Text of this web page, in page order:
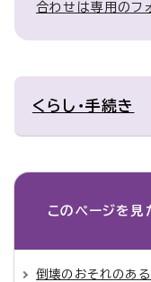
合わせは専用のフ
くらし・手続き
このページを見
倒壊のおそれのあ